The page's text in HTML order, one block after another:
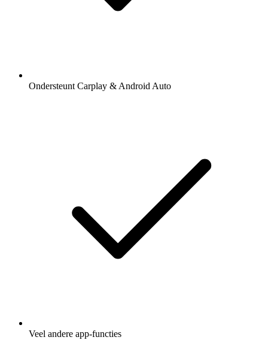
Ondersteunt Carplay & Android Auto
Veel andere app-functies